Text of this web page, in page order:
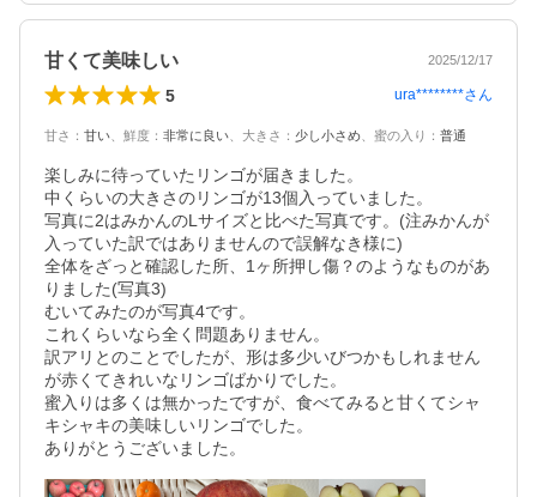
甘くて美味しい 2025/12/17
5 ura********さん
甘さ ： 甘い 鮮度 ： 非常に良い 大きさ ： 少し小さめ 蜜の入り ： 普通
楽しみに待っていたリンゴが届きました。
中くらいの大きさのリンゴが13個入っていました。
写真に2はみかんのLサイズと比べた写真です。(注みかんが
入っていた訳ではありませんので誤解なき様に)
全体をざっと確認した所、1ヶ所押し傷？のようなものがあ
りました(写真3)
むいてみたのが写真4です。
これくらいなら全く問題ありません。
訳アリとのことでしたが、形は多少いびつかもしれません
が赤くてきれいなリンゴばかりでした。
蜜入りは多くは無かったですが、食べてみると甘くてシャ
キシャキの美味しいリンゴでした。